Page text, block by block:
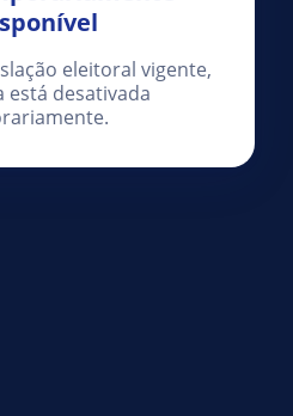
eleitoral vigente,
está desativada